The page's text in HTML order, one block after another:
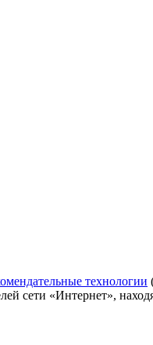
технологии
сети «Интернет»,